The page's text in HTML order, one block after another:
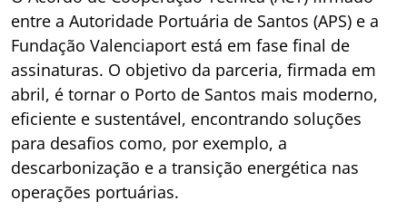
entre a Autoridade Portuária de Santos (APS) e a
Fundação Valenciaport está em fase final de
assinaturas. O objetivo da parceria, firmada em
abril, é tornar o Porto de Santos mais moderno,
eficiente e sustentável, encontrando soluções
para desafios como, por exemplo, a
descarbonização e a transição energética nas
operações portuárias.